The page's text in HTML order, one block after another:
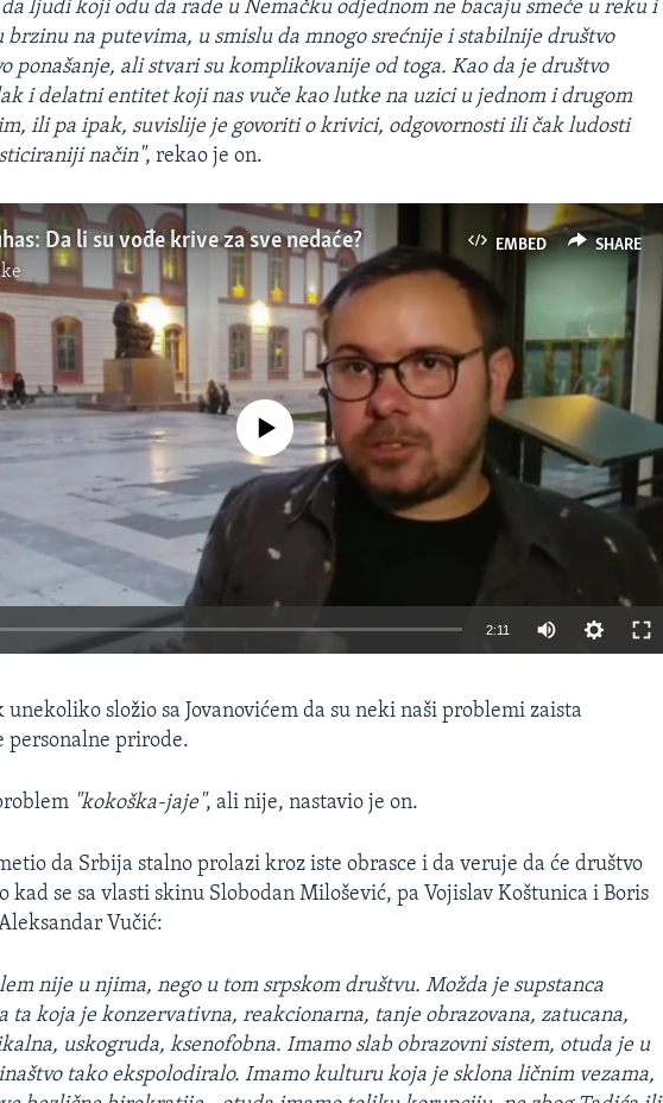
da ljudi koji odu da rade u Nemačku odjednom ne bacaju smeće u reku i
brzinu na putevima, u smislu da mnogo srećnije i stabilnije društvo
ponašanje, ali stvari su komplikovanije od toga. Kao da je društvo
i delatni entitet koji nas vuče kao lutke na uzici u jednom i drugom
ili pa ipak, suvislije je govoriti o krivici, odgovornosti ili čak ludosti
način", rekao je on.
EMBED SHARE
Da li su vođe krive za sve nedaće?
EMBED
No media source currently available
2:11
unekoliko složio sa Jovanovićem da su neki naši problemi zaista
personalne prirode.
"kokoška-jaje", ali nije, nastavio je on.
da Srbija stalno prolazi kroz iste obrasce i da veruje da će društvo
kad se sa vlasti skinu Slobodan Milošević, pa Vojislav Koštunica i Boris
Vučić:
nije u njima, nego u tom srpskom društvu. Možda je supstanca
ta koja je konzervativna, reakcionarna, tanje obrazovana, zatucana,
uskogruda, ksenofobna. Imamo slab obrazovni sistem, otuda je u
tako ekspolodiralo. Imamo kulturu koja je sklona ličnim vezama,